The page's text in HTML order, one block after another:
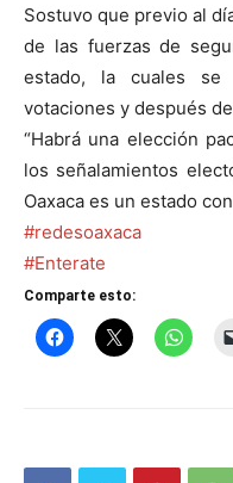
Sostuvo que previo al
de las fuerzas de
estado, la cuales se
votaciones y después
“Habrá una elección
los señalamientos
Oaxaca es un estado
#redesoaxaca
#Enterate
Comparte esto: